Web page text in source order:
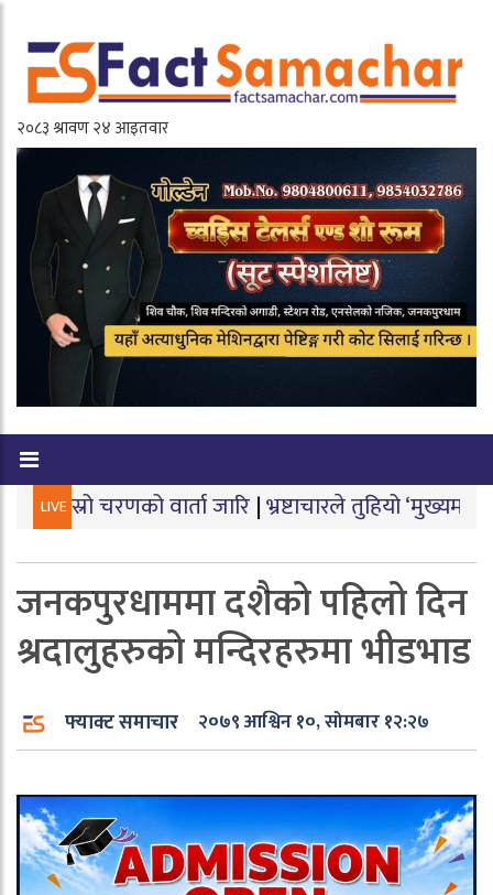
LIVE
वार्ता जारि|भ्रष्टाचारले तुहियो ‘मुख्यमन्त्री बेटी
जनकपुरधाममा दशैको पहिलो दिन
श्रदालुहरुको मन्दिरहरुमा भीडभाड
फ्याक्ट समाचार २०७९ आश्विन १०, सोमबार १२:२७